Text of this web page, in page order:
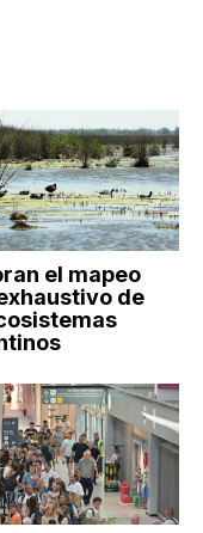
el mapeo
de